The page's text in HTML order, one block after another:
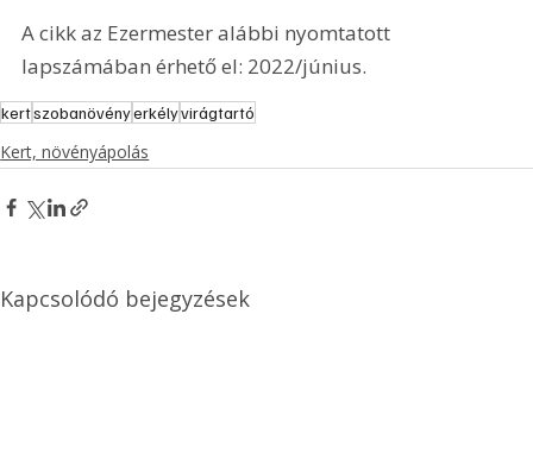
A cikk az Ezermester alábbi nyomtatott
lapszámában érhető el: 2022/június.
kertszobanövényerkélyvirágtartó
Kert, növényápolás
Kapcsolódó bejegyzések